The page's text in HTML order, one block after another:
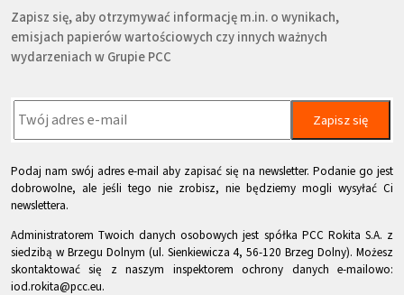
Zapisz się, aby otrzymywać informację m.in. o wynikach,
emisjach papierów wartościowych czy innych ważnych
wydarzeniach w Grupie PCC
Zapisz się
Podaj nam swój adres e-mail aby zapisać się na newsletter. Podanie go jest
dobrowolne, ale jeśli tego nie zrobisz, nie będziemy mogli wysyłać Ci
newslettera.
Administratorem Twoich danych osobowych jest spółka PCC Rokita S.A. z
siedzibą w Brzegu Dolnym (ul. Sienkiewicza 4, 56-120 Brzeg Dolny). Możesz
skontaktować się z naszym inspektorem ochrony danych e-mailowo:
iod.rokita@pcc.eu.